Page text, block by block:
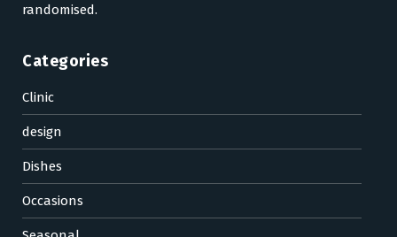
randomised.
Categories
Clinic
design
Dishes
Occasions